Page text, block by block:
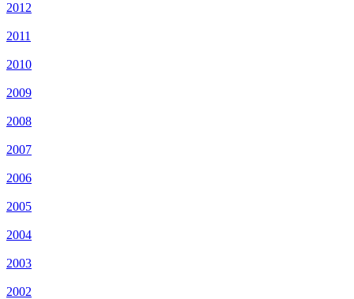
2012
2011
2010
2009
2008
2007
2006
2005
2004
2003
2002